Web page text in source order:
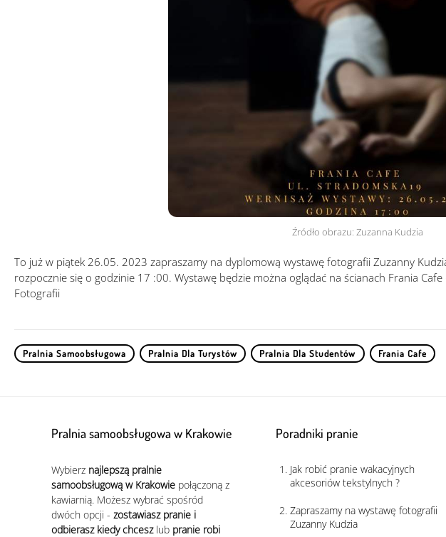
Źródło obrazu: Zuzanna Kudzia
To już w piątek 26.05. 2023 zapraszamy na dyplomową wystawę fotografii Zuzanny
rozpocznie się o godzinie 17 :00. Wystawę będzie można oglądać na ścianach Frania
Fotografii
Pralnia Samoobsługowa Pralnia Dla Turystów Pralnia Dla Studentów Frania Cafe
Pralnia samoobsługowa w Krakowie
Wybierz najlepszą pralnie
samoobsługową w Krakowie połączoną z
kawiarnią. Możesz wybrać spośród
dwóch opcji - zostawiasz pranie i
odbierasz kiedy chceszlub pranie robi
Poradniki pranie
Jak robić pranie wakacyjnych
akcesoriów tekstylnych ?
Zapraszamy na wystawę fotografii
Zuzanny Kudzia